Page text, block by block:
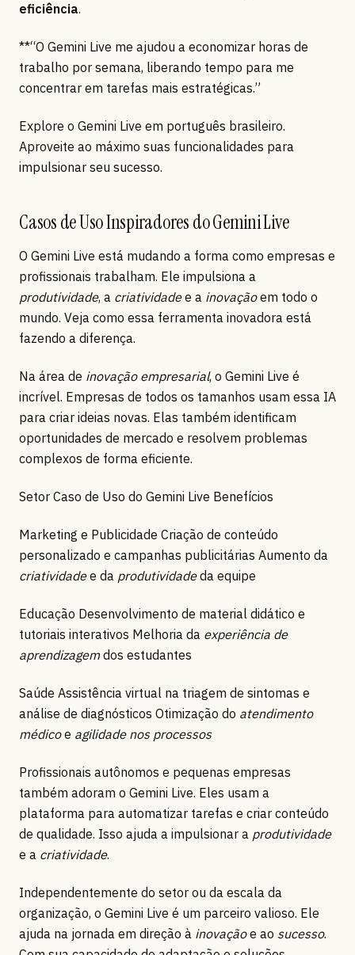
eficiência.
**“O Gemini Live me ajudou a economizar horas de
trabalho por semana, liberando tempo para me
concentrar em tarefas mais estratégicas.”
Explore o Gemini Live em português brasileiro.
Aproveite ao máximo suas funcionalidades para
impulsionar seu sucesso.
Casos de Uso Inspiradores do Gemini Live
O Gemini Live está mudando a forma como empresas e
profissionais trabalham. Ele impulsiona a
produtividade, a criatividadee a inovaçãoem todo o
mundo. Veja como essa ferramenta inovadora está
fazendo a diferença.
Na área de inovação empresarial, o Gemini Live é
incrível. Empresas de todos os tamanhos usam essa IA
para criar ideias novas. Elas também identificam
oportunidades de mercado e resolvem problemas
complexos de forma eficiente.
Setor Caso de Uso do Gemini Live Benefícios
Marketing e Publicidade Criação de conteúdo
personalizado e campanhas publicitárias Aumento da
criatividadee da produtividadeda equipe
Educação Desenvolvimento de material didático e
tutoriais interativos Melhoria da experiência de
aprendizagemdos estudantes
Saúde Assistência virtual na triagem de sintomas e
análise de diagnósticos Otimização do atendimento
médicoe agilidade nos processos
Profissionais autônomos e pequenas empresas
também adoram o Gemini Live. Eles usam a
plataforma para automatizar tarefas e criar conteúdo
de qualidade. Isso ajuda a impulsionar a produtividade
e a criatividade.
Independentemente do setor ou da escala da
organização, o Gemini Live é um parceiro valioso. Ele
ajuda na jornada em direção à inovaçãoe ao sucesso.